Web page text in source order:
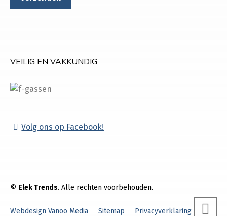
VEILIG EN VAKKUNDIG
Volg ons op Facebook!
© Elek Trends. Alle rechten voorbehouden.
Webdesign Vanoo Media Sitemap Privacyverklaring